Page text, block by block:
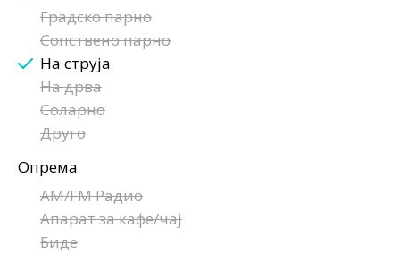
Градско парно
Сопствено парно
На струја
На дрва
Соларно
Друго
Опрема
AM/FM Радио
Апарат за кафе/чај
Биде